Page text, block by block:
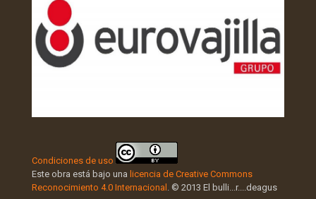
Condiciones de uso
Este obra está bajo una licencia de Creative Commons
Reconocimiento 4.0 Internacional
. © 2013 El bulli...r....deagus